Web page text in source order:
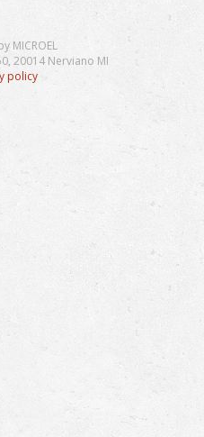
MICROEL
20014 Nerviano MI
policy